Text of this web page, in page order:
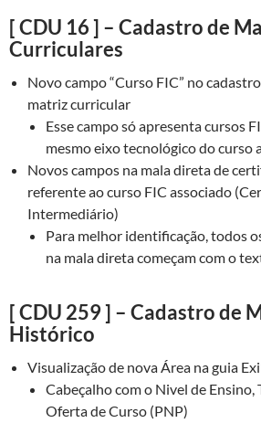
[ CDU 16 ] – Cadastro de
Curriculares
Novo campo “Curso FIC” no
matriz curricular
Esse campo só apresenta cursos
mesmo eixo tecnológico do curso
Novos campos na mala direta de
referente ao curso FIC associado
Intermediário)
Para melhor identificação, todos
na mala direta começam com o
[ CDU 259 ] – Cadastro de
Histórico
Visualização de nova Área na guia
Cabeçalho com o Nivel de Ensino,
Oferta de Curso (PNP)